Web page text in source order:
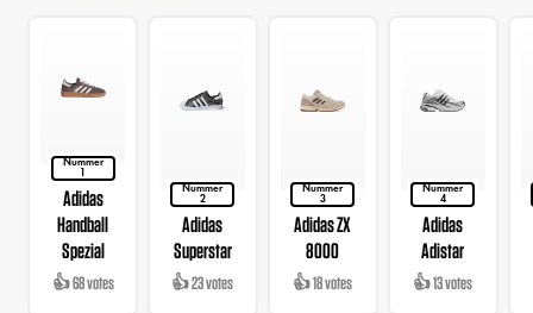
Nummer
1
Adidas
Handball
Spezial
👍 68 votes
Nummer
2
Adidas
Superstar
👍 23 votes
Nummer
3
Adidas ZX
8000
👍 18 votes
Nummer
4
Adidas
Adistar
👍 13 votes